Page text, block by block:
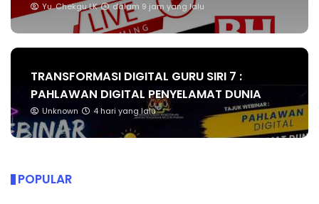
Yu. Chekgu LK dalam 9 jam yang lalu
TRANSFORMASI DIGITAL GURU SIRI 7 :
PAHLAWAN DIGITAL PENYELAMAT DUNIA
Unknown 4 hari yang lalu
POPULAR